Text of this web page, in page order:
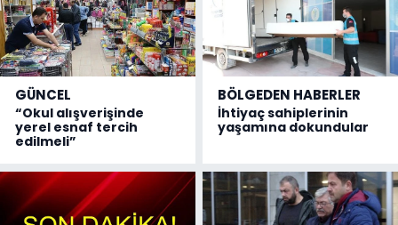
GÜNCEL
“Okul alışverişinde
yerel esnaf tercih
edilmeli”
BÖLGEDEN HABERLER
İhtiyaç sahiplerinin
yaşamına dokundular